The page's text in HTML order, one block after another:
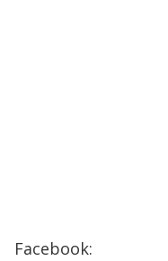
Facebook: